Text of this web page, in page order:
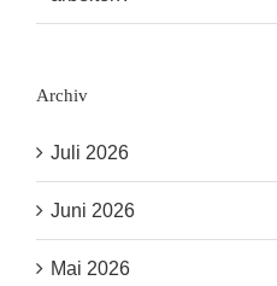
Archiv
Juli 2026
Juni 2026
Mai 2026